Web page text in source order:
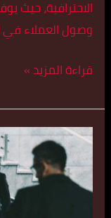
الاحترافية، حيث
وصول العملاء في
قراءة المزيد »
أفخم
تكاسي
في